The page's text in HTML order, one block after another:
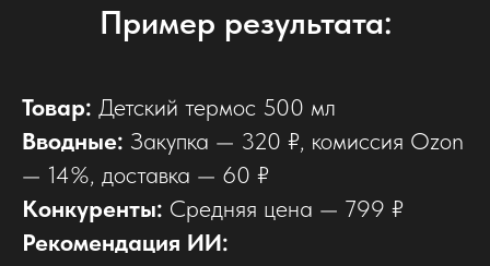
Пример результата:
Товар: Детский термос 500 мл
Вводные: Закупка — 320 ₽, комиссия Ozon
— 14%, доставка — 60 ₽
Конкуренты: Средняя цена — 799 ₽
Рекомендация ИИ: